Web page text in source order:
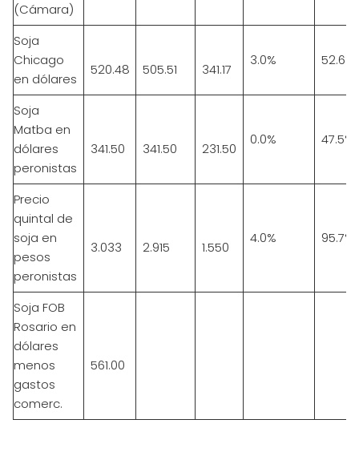
(Cámara)
Soja
Chicago
en dólares
520.48 505.51 341.17
3.0% 52.6%
Soja
Matba en
dólares
peronistas
341.50 341.50 231.50
0.0% 47.5%
Precio
quintal de
soja en
pesos
peronistas
3.033 2.915 1.550
4.0% 95.7%
Soja FOB
Rosario en
dólares
menos
gastos
comerc.
561.00